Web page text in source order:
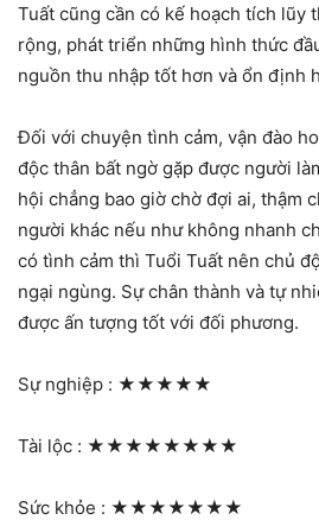
Tuất cũng cần có kế hoạch tích lũy
rộng, phát triển những hình thức
nguồn thu nhập tốt hơn và ổn định
Đối với chuyện tình cảm, vận đào
độc thân bất ngờ gặp được người
hội chẳng bao giờ chờ đợi ai, thậm
người khác nếu như không nhanh
có tình cảm thì Tuổi Tuất nên chủ
ngại ngùng. Sự chân thành và tự
được ấn tượng tốt với đối phương.
Sự nghiệp : ★★★★★
Tài lộc : ★★★★★★★★
Sức khỏe : ★★★★★★★